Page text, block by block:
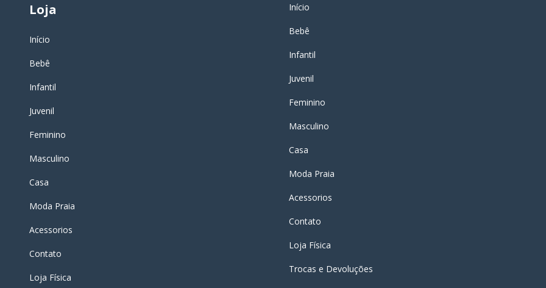
Loja
Início
Bebê
Infantil
Juvenil
Feminino
Masculino
Casa
Moda Praia
Acessorios
Contato
Loja Física
Início
Bebê
Infantil
Juvenil
Feminino
Masculino
Casa
Moda Praia
Acessorios
Contato
Loja Física
Trocas e Devoluções